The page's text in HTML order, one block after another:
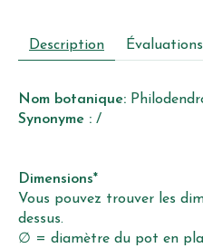
Description
Nom botanique:
Synonyme : /
Dimensions*
Vous pouvez trouver les
dessus.
∅ = diamètre du pot en